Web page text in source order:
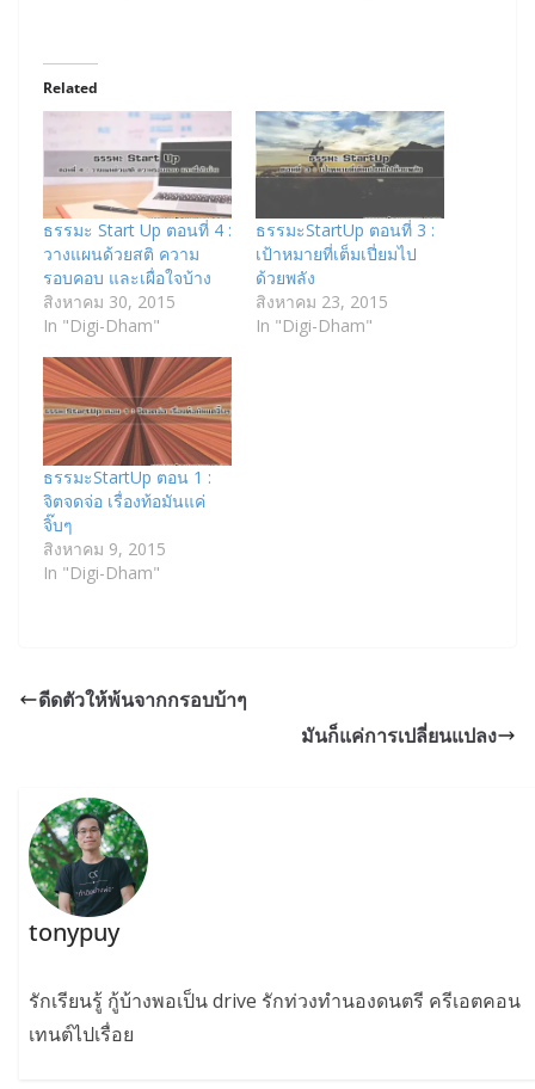
Related
ธรรมะ Start Up ตอนที่ 4 :
วางแผนด้วยสติ ความ
รอบคอบ และเผื่อใจบ้าง
สิงหาคม 30, 2015
In "Digi-Dham"
ธรรมะStartUp ตอนที่ 3 :
เป้าหมายที่เต็มเปี่ยมไป
ด้วยพลัง
สิงหาคม 23, 2015
In "Digi-Dham"
ธรรมะStartUp ตอน 1 :
จิตจดจ่อ เรื่องท้อมันแค่
จิ๊บๆ
สิงหาคม 9, 2015
In "Digi-Dham"
ดีดตัวให้พ้นจากกรอบบ้าๆ
มันก็แค่การเปลี่ยนแปลง
tonypuy
รักเรียนรู้ กู้บ้างพอเป็น drive รักท่วงทำนองดนตรี ครีเอตคอน
เทนต์ไปเรื่อย